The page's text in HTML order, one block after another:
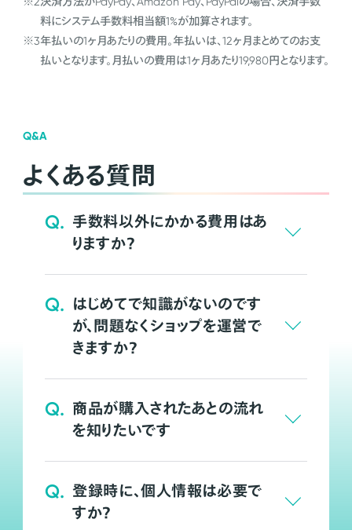
料にシステム手数料相当額1%が加算されます。
※3年払いの1ヶ月あたりの費用。年払いは、12ヶ月まとめてのお支
払いとなります。月払いの費用は1ヶ月あたり19,980円となります。
Q&A
よくある質問
Q. 手数料以外にかかる費用はあ
りますか？
Q. はじめてで知識がないのです
が、問題なくショップを運営で
きますか？
Q. 商品が購入されたあとの流れ
を知りたいです
Q. 登録時に、個人情報は必要で
すか？